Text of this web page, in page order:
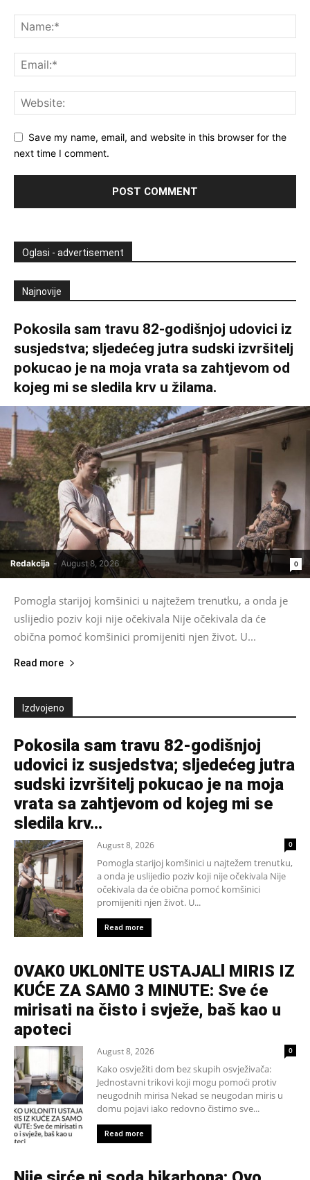
Save my name, email, and website in this browser for the
next time I comment.
Oglasi - advertisement
Najnovije
Pokosila sam travu 82-godišnjoj udovici iz
susjedstva; sljedećeg jutra sudski izvršitelj
pokucao je na moja vrata sa zahtjevom od
kojeg mi se sledila krv u žilama.
Redakcija - August 8, 2026 0
Pomogla starijoj komšinici u najtežem trenutku, a onda je
uslijedio poziv koji nije očekivala Nije očekivala da će
obična pomoć komšinici promijeniti njen život. U...
Read more
Izdvojeno
Pokosila sam travu 82-godišnjoj
udovici iz susjedstva; sljedećeg jutra
sudski izvršitelj pokucao je na moja
vrata sa zahtjevom od kojeg mi se
sledila krv...
August 8, 2026 0
Pomogla starijoj komšinici u najtežem trenutku,
a onda je uslijedio poziv koji nije očekivala Nije
očekivala da će obična pomoć komšinici
promijeniti njen život. U...
Read more
0VAK0 UKL0NlTE USTAJALl MIRIS IZ
KUĆE ZA SAM0 3 MINUTE: Sve će
mirisati na čisto i svježe, baš kao u
apoteci
August 8, 2026 0
Kako osvježiti dom bez skupih osvježivača:
Jednostavni trikovi koji mogu pomoći protiv
neugodnih mirisa Nekad se neugodan miris u
domu pojavi iako redovno čistimo sve...
Read more